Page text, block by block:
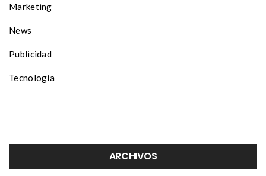
Marketing
News
Publicidad
Tecnología
ARCHIVOS